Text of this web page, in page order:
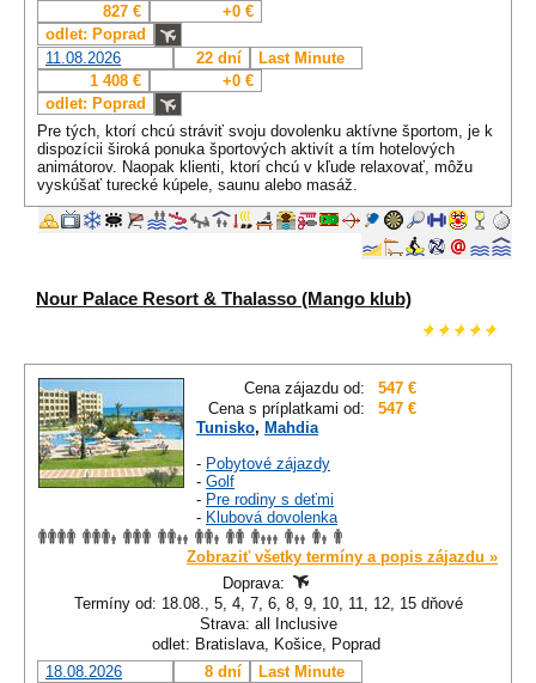
827 €
+0 €
odlet: Poprad
11.08.2026
22 dní
Last Minute
1 408 €
+0 €
odlet: Poprad
Pre tých, ktorí chcú stráviť svoju dovolenku aktívne športom, je k
dispozícii široká ponuka športových aktivít a tím hotelových
animátorov. Naopak klienti, ktorí chcú v kľude relaxovať, môžu
vyskúšať turecké kúpele, saunu alebo masáž.
Nour Palace Resort & Thalasso (Mango klub)
Cena zájazdu od:
547 €
Cena s príplatkami od:
547 €
Tunisko, Mahdia
- Pobytové zájazdy
- Golf
- Pre rodiny s deťmi
- Klubová dovolenka
Zobraziť všetky termíny a popis zájazdu »
Doprava:
Termíny od: 18.08., 5, 4, 7, 6, 8, 9, 10, 11, 12, 15 dňové
Strava: all Inclusive
odlet: Bratislava, Košice, Poprad
18.08.2026
8 dní
Last Minute